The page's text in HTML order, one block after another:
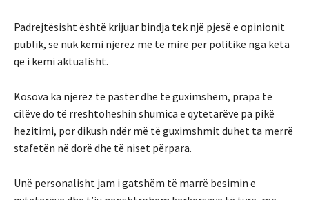
Padrejtësisht është krijuar bindja tek një pjesë e opinionit
publik, se nuk kemi njerëz më të mirë për politikë nga këta
që i kemi aktualisht.
Kosova ka njerëz të pastër dhe të guximshëm, prapa të
cilëve do të rreshtoheshin shumica e qytetarëve pa pikë
hezitimi, por dikush ndër më të guximshmit duhet ta merrë
stafetën në dorë dhe të niset përpara.
Unë personalisht jam i gatshëm të marrë besimin e